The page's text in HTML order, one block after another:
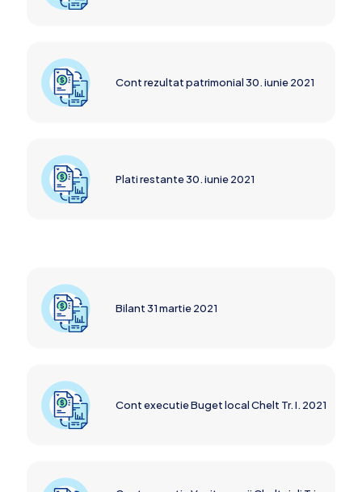
Cont rezultat patrimonial 30. iunie 2021
Plati restante 30. iunie 2021
Bilant 31 martie 2021
Cont executie Buget local Chelt Tr. I. 2021